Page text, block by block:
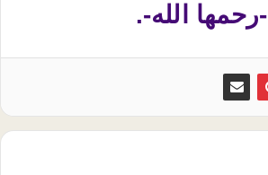
-رحمها الله-.